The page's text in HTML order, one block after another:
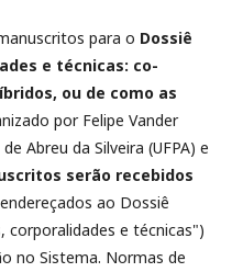
para o Dossiê
e técnicas: co-
ou de como as
por Felipe Vander
Abreu da Silveira (UFPA) e
serão recebidos
ao Dossiê
corporalidades e técnicas")
no Sistema. Normas de